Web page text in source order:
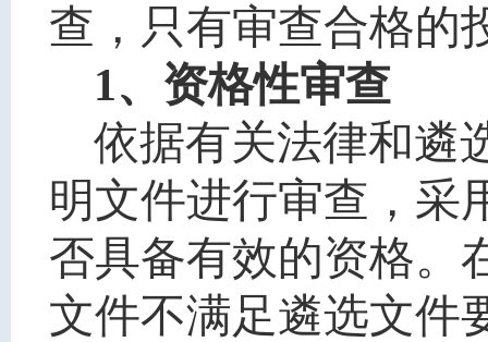
查，只有审查合格的
1、资格性审查
依据有关法律和遴
明文件进行审查，采
否具备有效的资格。
文件不满足遴选文件